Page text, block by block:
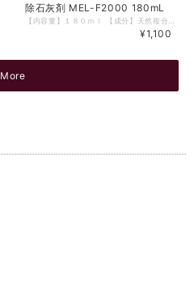
除石灰剤 MEL-F2000 180mL
¥1,100
More